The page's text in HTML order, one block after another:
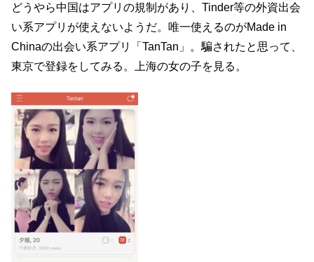
どうやら中国はアプリの規制があり、Tinder等の外資出会
い系アプリが使えないようだ。唯一使えるのがMade in
Chinaの出会い系アプリ「TanTan」。騙されたと思って、
東京で登録をしてみる。上海の女の子を見る。